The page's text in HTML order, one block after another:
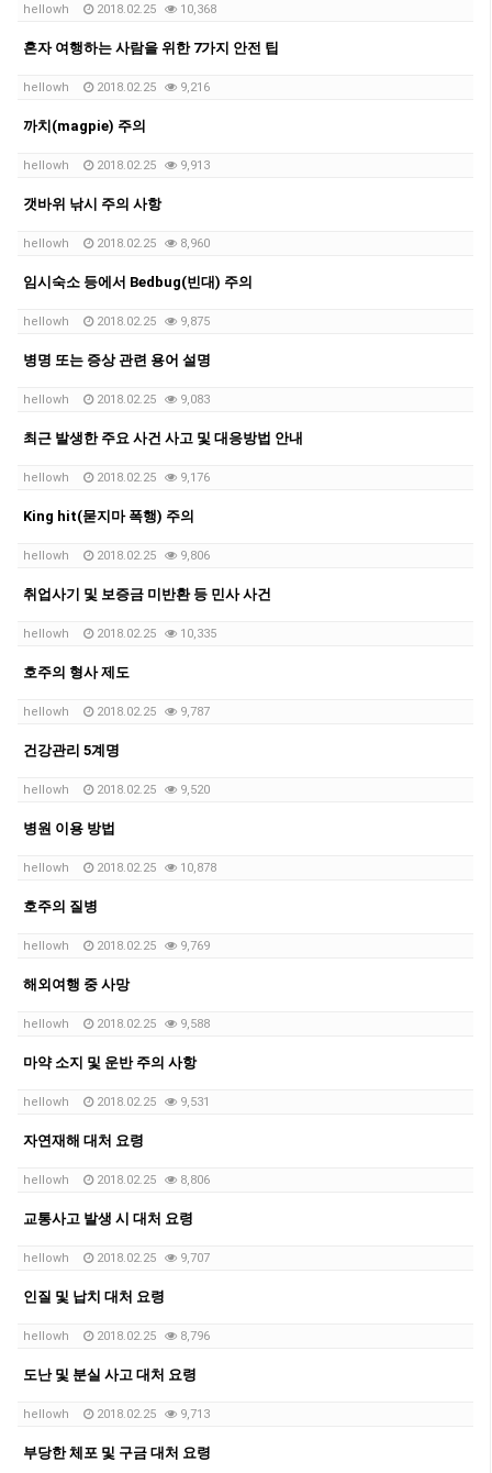
hellowh 2018.02.25 10,368
혼자 여행하는 사람을 위한 7가지 안전 팁
hellowh 2018.02.25 9,216
까치(magpie) 주의
hellowh 2018.02.25 9,913
갯바위 낚시 주의 사항
hellowh 2018.02.25 8,960
임시숙소 등에서 Bedbug(빈대) 주의
hellowh 2018.02.25 9,875
병명 또는 증상 관련 용어 설명
hellowh 2018.02.25 9,083
최근 발생한 주요 사건 사고 및 대응방법 안내
hellowh 2018.02.25 9,176
King hit(묻지마 폭행) 주의
hellowh 2018.02.25 9,806
취업사기 및 보증금 미반환 등 민사 사건
hellowh 2018.02.25 10,335
호주의 형사 제도
hellowh 2018.02.25 9,787
건강관리 5계명
hellowh 2018.02.25 9,520
병원 이용 방법
hellowh 2018.02.25 10,878
호주의 질병
hellowh 2018.02.25 9,769
해외여행 중 사망
hellowh 2018.02.25 9,588
마약 소지 및 운반 주의 사항
hellowh 2018.02.25 9,531
자연재해 대처 요령
hellowh 2018.02.25 8,806
교통사고 발생 시 대처 요령
hellowh 2018.02.25 9,707
인질 및 납치 대처 요령
hellowh 2018.02.25 8,796
도난 및 분실 사고 대처 요령
hellowh 2018.02.25 9,713
부당한 체포 및 구금 대처 요령